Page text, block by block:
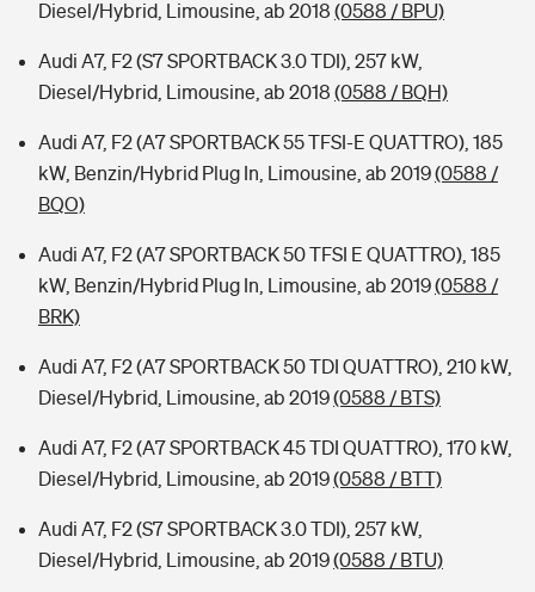
Diesel/Hybrid, Limousine, ab 2018 (0588 / BPU)
Audi A7, F2 (S7 SPORTBACK 3.0 TDI), 257 kW,
Diesel/Hybrid, Limousine, ab 2018 (0588 / BQH)
Audi A7, F2 (A7 SPORTBACK 55 TFSI-E QUATTRO), 185
kW, Benzin/Hybrid Plug In, Limousine, ab 2019(0588 /
BQO)
Audi A7, F2 (A7 SPORTBACK 50 TFSI E QUATTRO), 185
kW, Benzin/Hybrid Plug In, Limousine, ab 2019(0588 /
BRK)
Audi A7, F2 (A7 SPORTBACK 50 TDI QUATTRO), 210 kW,
Diesel/Hybrid, Limousine, ab 2019(0588 / BTS)
Audi A7, F2 (A7 SPORTBACK 45 TDI QUATTRO), 170 kW,
Diesel/Hybrid, Limousine, ab 2019(0588 / BTT)
Audi A7, F2 (S7 SPORTBACK 3.0 TDI), 257 kW,
Diesel/Hybrid, Limousine, ab 2019(0588 / BTU)